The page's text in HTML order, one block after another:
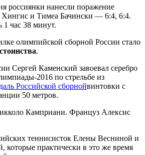
россиянки нанесли поражение
и Тимеа Бачински — 6:4, 6:4.
1 час 38 минут.
олимпийской сборной России стало
.
Сергей Каменский завоевал серебро
2016 по стрельбе из
винтовки с
50 метров.
Камприани. Француз Алексис
теннисисток Елены Весниной и
которые практически в это же время